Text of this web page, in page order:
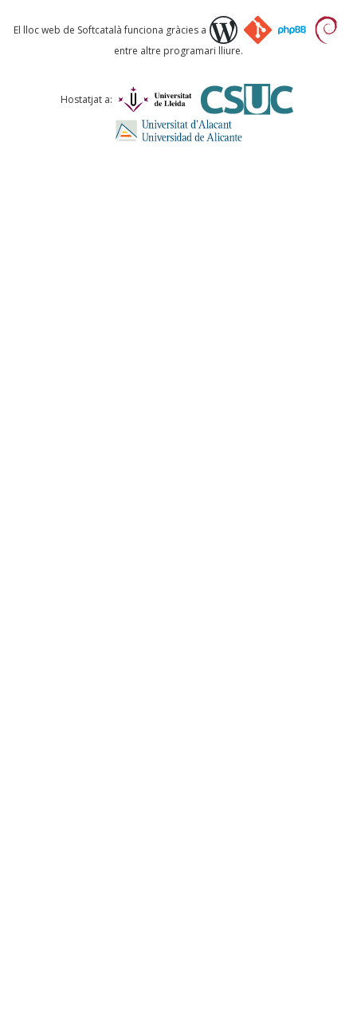
Què proposeu?
Comentari *
El lloc web de Softcatalà funciona gràcies a
entre altre programari lliure.
Hostatjat a: